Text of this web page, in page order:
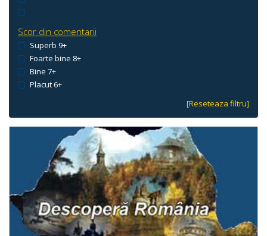
Scor din comentarii
Superb 9+
Foarte bine 8+
Bine 7+
Placut 6+
[Reseteaza filtru]